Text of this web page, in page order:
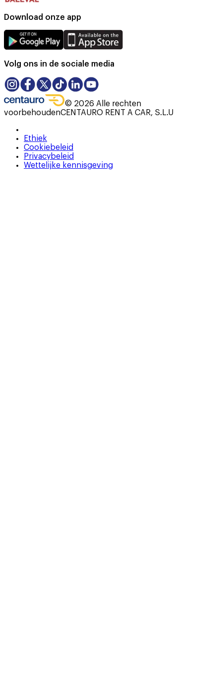
Download onze app
Volg ons in de sociale media
© 2026 Alle rechten
voorbehoudenCENTAURO RENT A CAR, S.L.U
Ethiek
Cookiebeleid
Privacybeleid
Wettelijke kennisgeving